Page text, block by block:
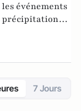
événements
précipitation
au Climatic
d'East
et les
climatique
7 Jours